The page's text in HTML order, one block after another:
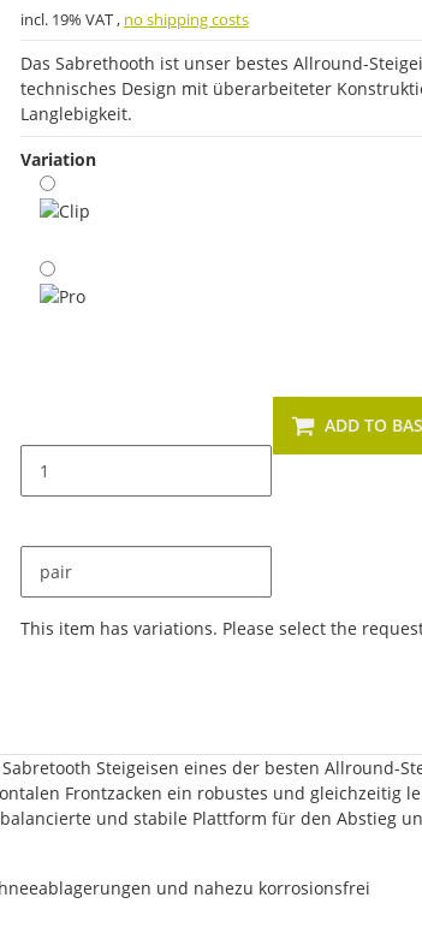
incl. 19% VAT , no shipping costs
Das Sabrethooth ist unser bestes Allround-
technisches Design mit überarbeiteter
Langlebigkeit.
Variation
Clip
pair
ADD TO
x
This item has variations. Please select the
Steigeisen eines der besten Allround-
Frontzacken ein robustes und gleichzeitig
und stabile Plattform für den Abstieg
und nahezu korrosionsfrei